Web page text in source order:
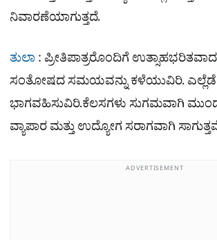
ನಿವಾರಣೆಯಾಗುತ್ತದೆ.
ತುಲಾ : ಪ್ರೀತಿಪಾತ್ರರೊಂದಿಗೆ
ಸಂತೋಷದ ಸಮಯವನ್ನು ಕಳೆಯುವಿರಿ.
ಭಾಗವಹಿಸುವಿರಿ.ಕೆಲಸಗಳು ಸುಗಮವಾಗಿ
ವ್ಯಾಪಾರ ಮತ್ತು ಉದ್ಯೋಗ ಸರಾಗವಾಗಿ
ADVERTISEMENT